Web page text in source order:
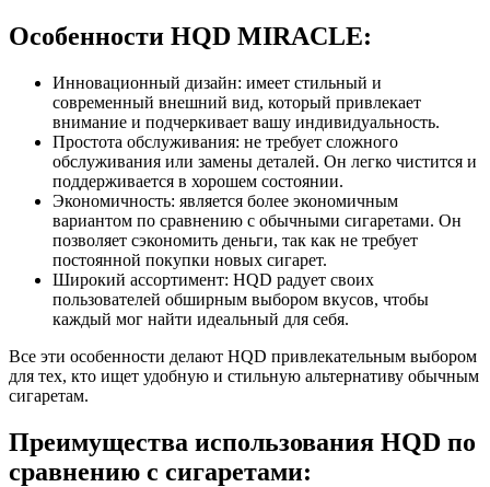
Особенности HQD MIRACLE:
Инновационный дизайн: имеет стильный и
современный внешний вид, который привлекает
внимание и подчеркивает вашу индивидуальность.
Простота обслуживания: не требует сложного
обслуживания или замены деталей. Он легко чистится и
поддерживается в хорошем состоянии.
Экономичность: является более экономичным
вариантом по сравнению с обычными сигаретами. Он
позволяет сэкономить деньги, так как не требует
постоянной покупки новых сигарет.
Широкий ассортимент: HQD радует своих
пользователей обширным выбором вкусов, чтобы
каждый мог найти идеальный для себя.
Все эти особенности делают HQD привлекательным выбором
для тех, кто ищет удобную и стильную альтернативу обычным
сигаретам.
Преимущества использования HQD по
сравнению с сигаретами: